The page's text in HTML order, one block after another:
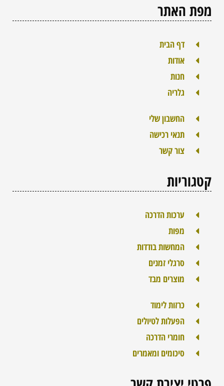
מפת האתר
דף הבית
אודות
חנות
גלריה
החשבון שלי
תנאי רכישה
צור קשר
קטגוריות
ערכות הדרכה
מפות
המחשות בודדות
סרגלי זמנים
מוצרים מבד
כרזות לימוד
הפעלות לטיולים
חומרי הדרכה
סיכומים ומאמרים